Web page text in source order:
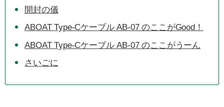
開封の儀
ABOAT Type-Cケーブル AB-07 のここがGood！
ABOAT Type-Cケーブル AB-07 のここがうーん
さいごに